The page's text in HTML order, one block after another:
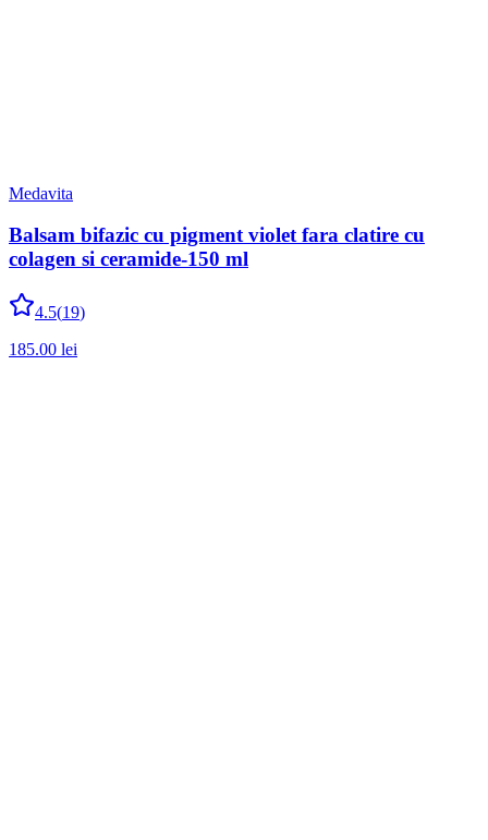
Medavita
Balsam bifazic cu pigment violet fara clatire cu
colagen si ceramide-150 ml
4.5(19)
185.00 lei